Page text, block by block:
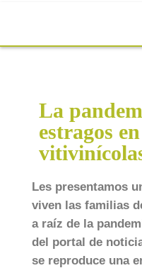
La
estragos
Les presentamos
viven las familias
a raíz de la
del portal de
se reproduce una